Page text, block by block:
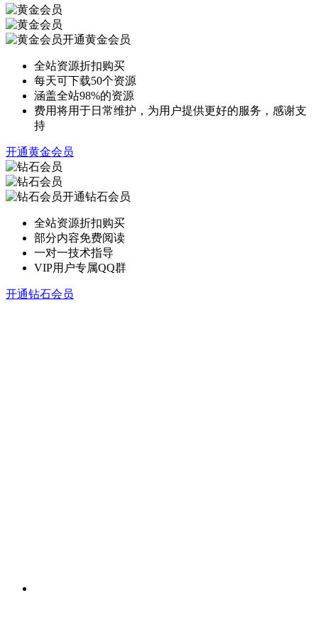
开通黄金会员
全站资源折扣购买
每天可下载50个资源
涵盖全站98%的资源
费用将用于日常维护，为用户提供更好的服务，感谢支
持
开通黄金会员
开通钻石会员
全站资源折扣购买
部分内容免费阅读
一对一技术指导
VIP用户专属QQ群
开通钻石会员